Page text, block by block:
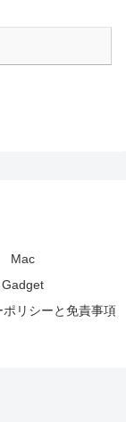
Mac
Gadget
ポリシーと免責事項